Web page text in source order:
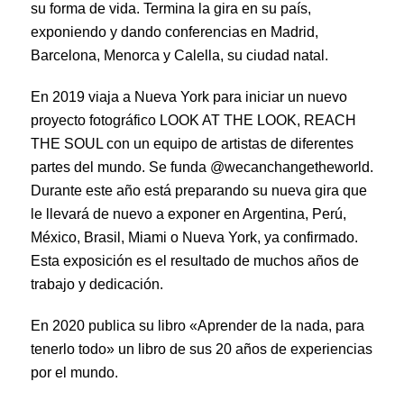
su forma de vida. Termina la gira en su país,
exponiendo y dando conferencias en Madrid,
Barcelona, Menorca y Calella, su ciudad natal.
En 2019 viaja a Nueva York para iniciar un nuevo
proyecto fotográfico LOOK AT THE LOOK, REACH
THE SOUL con un equipo de artistas de diferentes
partes del mundo. Se funda @wecanchangetheworld.
Durante este año está preparando su nueva gira que
le llevará de nuevo a exponer en Argentina, Perú,
México, Brasil, Miami o Nueva York, ya confirmado.
Esta exposición es el resultado de muchos años de
trabajo y dedicación.
En 2020 publica su libro «Aprender de la nada, para
tenerlo todo» un libro de sus 20 años de experiencias
por el mundo.